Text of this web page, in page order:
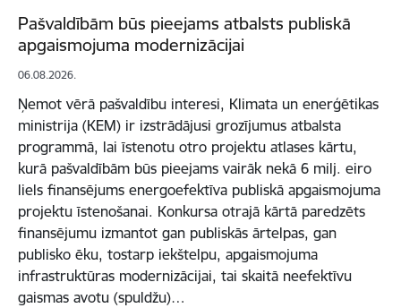
Pašvaldībām būs pieejams atbalsts publiskā
apgaismojuma modernizācijai
06.08.2026.
Ņemot vērā pašvaldību interesi, Klimata un enerģētikas
ministrija (KEM) ir izstrādājusi grozījumus atbalsta
programmā, lai īstenotu otro projektu atlases kārtu,
kurā pašvaldībām būs pieejams vairāk nekā 6 milj. eiro
liels finansējums energoefektīva publiskā apgaismojuma
projektu īstenošanai. Konkursa otrajā kārtā paredzēts
finansējumu izmantot gan publiskās ārtelpas, gan
publisko ēku, tostarp iekštelpu, apgaismojuma
infrastruktūras modernizācijai, tai skaitā neefektīvu
gaismas avotu (spuldžu)…